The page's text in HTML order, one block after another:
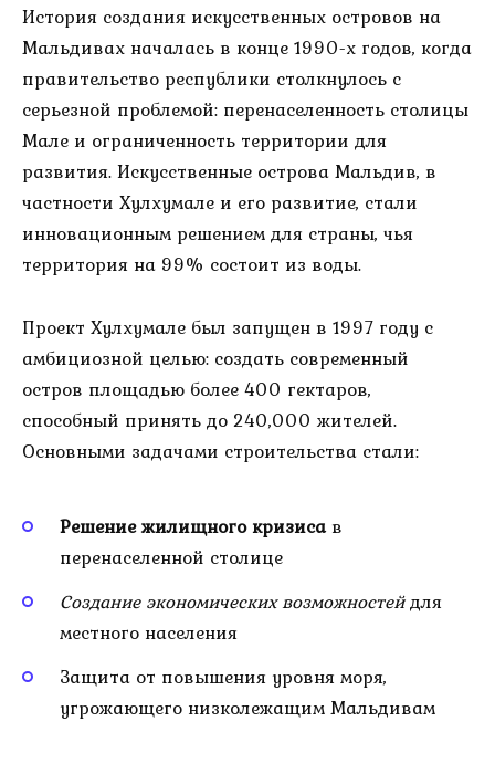
История создания искусственных островов на
Мальдивах началась в конце 1990-х годов, когда
правительство республики столкнулось с
серьезной проблемой: перенаселенность столицы
Мале и ограниченность территории для
развития. Искусственные острова Мальдив, в
частности Хулхумале и его развитие, стали
инновационным решением для страны, чья
территория на 99% состоит из воды.
Проект Хулхумале был запущен в 1997 году с
амбициозной целью: создать современный
остров площадью более 400 гектаров,
способный принять до 240,000 жителей.
Основными задачами строительства стали:
Решение жилищного кризисав
перенаселенной столице
Создание экономических возможностейдля
местного населения
Защита от повышения уровня моря,
угрожающего низколежащим Мальдивам